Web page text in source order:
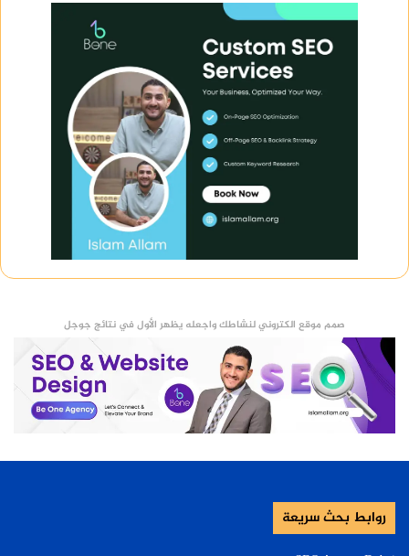
صمم موقع الكتروني لنشاطك واجعله يظهر الأول في نتائج جوجل
روابط بحث سريعة